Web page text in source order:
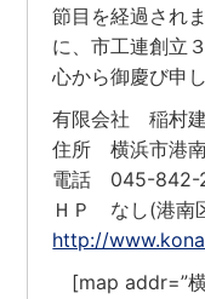
節目を経過され
に、市工連創立
心から御慶び申
有限会社 稲村
住所 横浜市港
電話 045-842-
ＨＰ なし(港南
http://
[map addr=”